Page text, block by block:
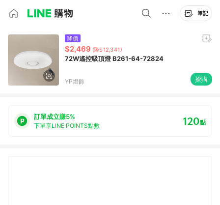
筆記
降價
$2,469 (降$12,341)
72W遙控吸頂燈 B261-64-72824
YP燈飾 搶購
訂單成立賺5%
下單享LINE POINTS點數 120點